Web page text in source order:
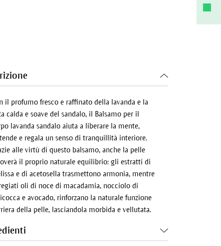
il profumo fresco e raffinato della lavanda e la
calda e soave del sandalo, il Balsamo per il
lavanda sandalo aiuta a liberare la mente,
e regala un senso di tranquillità interiore.
alle virtù di questo balsamo, anche la pelle
il proprio naturale equilibrio: gli estratti di
e di acetosella trasmettono armonia, mentre
oli di noce di macadamia, nocciolo di
e avocado, rinforzano la naturale funzione
della pelle, lasciandola morbida e vellutata.